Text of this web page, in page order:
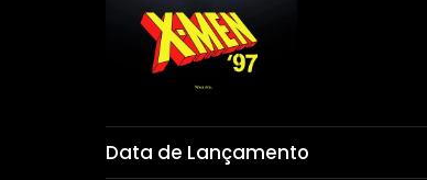
Data de Lançamento